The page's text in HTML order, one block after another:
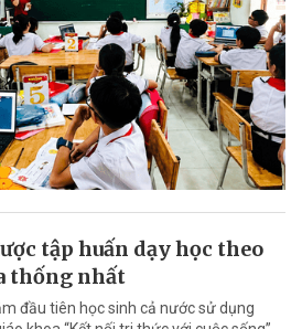
tập huấn dạy học theo
thống nhất
đầu tiên học sinh cả nước sử dụng